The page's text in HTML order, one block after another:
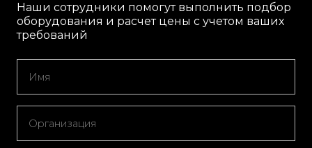
Наши сотрудники помогут выполнить подбор
оборудования и расчет цены с учетом ваших
требований